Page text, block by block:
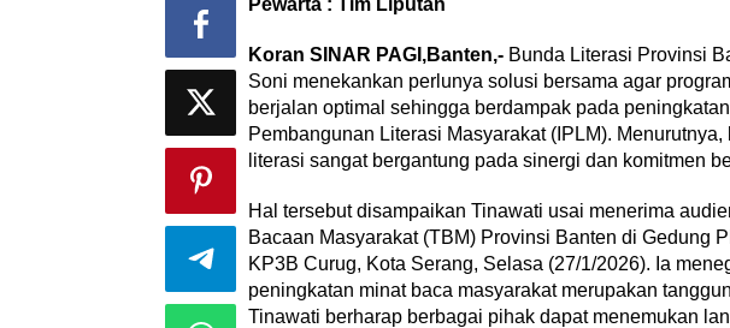
Koran SINAR PAGI,Banten,- Bunda Literasi Provinsi
Soni menekankan perlunya solusi bersama agar
berjalan optimal sehingga berdampak pada
Pembangunan Literasi Masyarakat (IPLM).
literasi sangat bergantung pada sinergi dan komitmen
Hal tersebut disampaikan Tinawati usai menerima
Bacaan Masyarakat (TBM) Provinsi Banten di Gedung
KP3B Curug, Kota Serang, Selasa (27/1/2026). Ia
peningkatan minat baca masyarakat merupakan
Tinawati berharap berbagai pihak dapat menemukan